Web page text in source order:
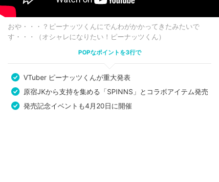
おや・・・？ピーナッツくんにでんわがかかってきたみたいで
す・・・（オシャレになりたい！ピーナッツくん）
POPなポイントを3行で
VTuber ピーナッツくんが重大発表
原宿JKから支持を集める「SPINNS」とコラボアイテム発売
発売記念イベントも4月20日に開催